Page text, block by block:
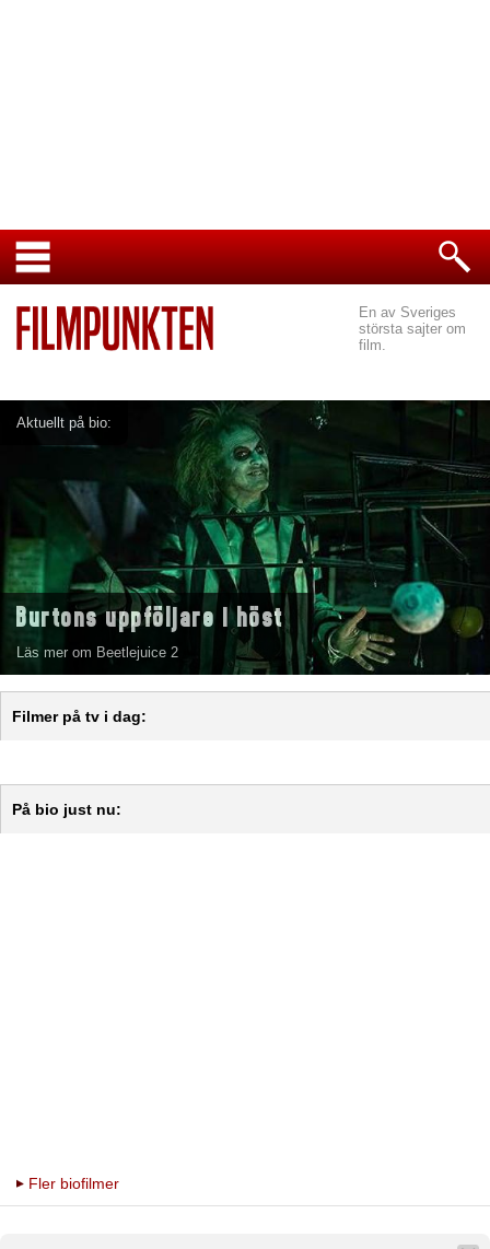
En av Sveriges
största sajter om
film.
Aktuellt på bio:
Burtons uppföljare i höst
Läs mer om Beetlejuice 2
Filmer på tv i dag:
På bio just nu:
Fler biofilmer